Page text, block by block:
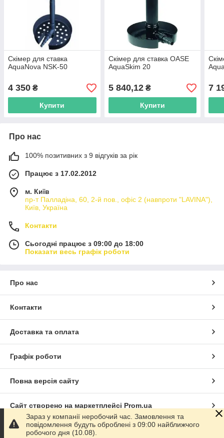
Скімер для ставка
AquaNova NSK-50
4 350 ₴
Купити
Скімер для ставка OASE
AquaSkim 20
5 840,12₴
Купити
7
Про нас
100% позитивних з 9 відгуків за рік
Працює з 17.02.2012
м. Київ
пр-т Палладіна, 60, 2-й пов., офіс 2 (навпроти "LAVINA"),
Київ, Україна
Контакти
Сьогодні працює з 09:00 до 18:00
Показати весь графік роботи
Про нас
Контакти
Доставка та оплата
Графік роботи
Повна версія сайту
Сайт створено на маркетплейсі Prom.ua
Політика конфіденційності
Зараз у компанії неробочий час. Замовлення та
повідомлення будуть оброблені з 09:00 найближчого
робочого дня (10.08).